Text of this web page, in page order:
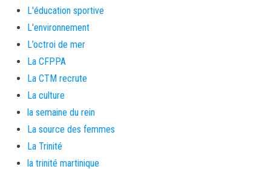
L'éducation sportive
L'environnement
L’octroi de mer
La CFPPA
La CTM recrute
La culture
la semaine du rein
La source des femmes
La Trinité
la trinité martinique